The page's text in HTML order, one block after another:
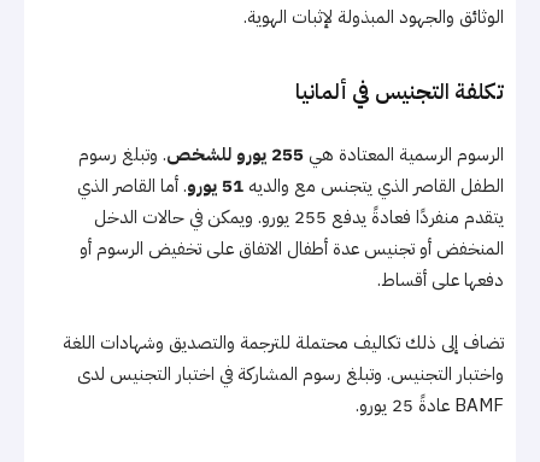
الوثائق والجهود المبذولة لإثبات الهوية.
تكلفة التجنيس في ألمانيا
الرسوم الرسمية المعتادة هي 255 يورو للشخص
. وتبلغ رسوم
الطفل القاصر الذي يتجنس مع والديه 51 يورو
. أما القاصر الذي
يتقدم منفردًا فعادةً يدفع 255 يورو. ويمكن في حالات الدخل
المنخفض أو تجنيس عدة أطفال الاتفاق على تخفيض الرسوم أو
دفعها على أقساط.
تضاف إلى ذلك تكاليف محتملة للترجمة والتصديق وشهادات اللغة
واختبار التجنيس. وتبلغ رسوم المشاركة في اختبار التجنيس لدى
BAMF عادةً 25 يورو.